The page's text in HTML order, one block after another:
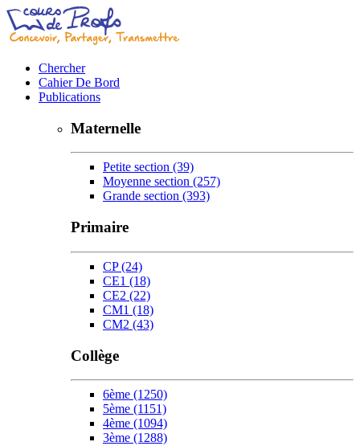
Chercher
Cahier De Bord
Publications
Maternelle
Petite section (39)
Moyenne section (257)
Grande section (393)
Primaire
CP(24)
CE1 (18)
CE2 (22)
CM1 (18)
CM2 (43)
Collège
6ème (1250)
5ème (1151)
4ème (1094)
3ème (1288)